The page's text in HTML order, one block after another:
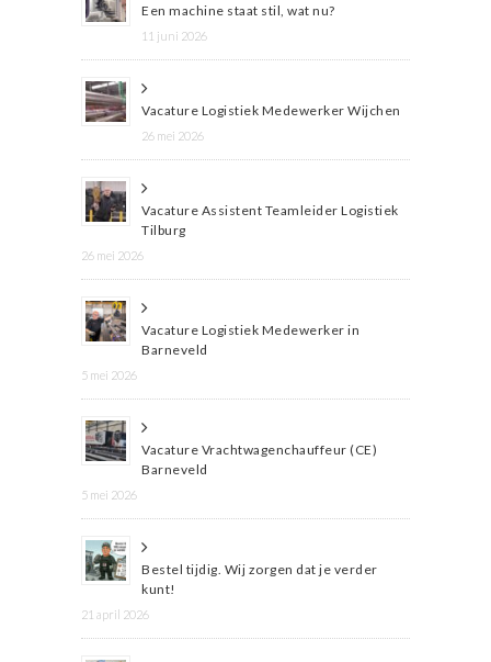
Een machine staat stil, wat nu?
11 juni 2026
Vacature Logistiek Medewerker Wijchen
26 mei 2026
Vacature Assistent Teamleider Logistiek
Tilburg
26 mei 2026
Vacature Logistiek Medewerker in
Barneveld
5 mei 2026
Vacature Vrachtwagenchauffeur (CE)
Barneveld
5 mei 2026
Bestel tijdig. Wij zorgen dat je verder
kunt!
21 april 2026